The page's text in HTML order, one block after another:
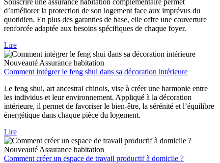
d’améliorer la protection de son logement face aux imprévus du
quotidien. En plus des garanties de base, elle offre une couverture
renforcée adaptée aux besoins spécifiques de chaque foyer.
Lire
Nouveauté Assurance habitation
Comment intégrer le feng shui dans sa décoration intérieure
Le feng shui, art ancestral chinois, vise à créer une harmonie entre
les individus et leur environnement. Appliqué à la décoration
intérieure, il permet de favoriser le bien-être, la sérénité et l’équilibre
énergétique dans chaque pièce du logement.
Lire
Nouveauté Assurance habitation
Comment créer un espace de travail productif à domicile ?